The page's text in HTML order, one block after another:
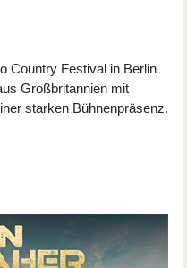
Country Festival in Berlin
Großbritannien mit
starken Bühnenpräsenz.